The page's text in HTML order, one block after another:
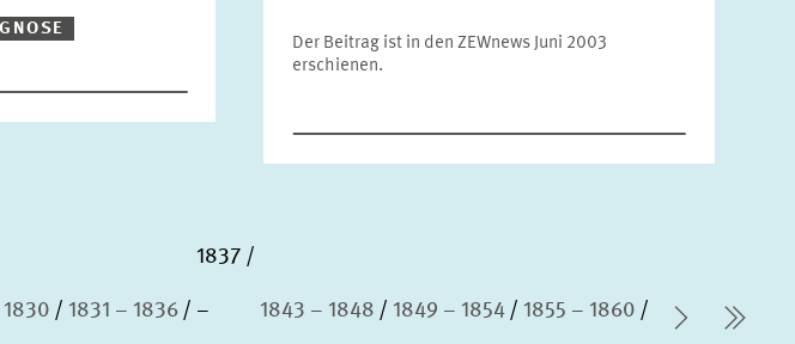
Der Beitrag ist in den ZEWnews Juni 2003
erschienen.
1830 1831 – 1836
1837
– 1843 – 1848 1849 – 1854 1855 – 1860